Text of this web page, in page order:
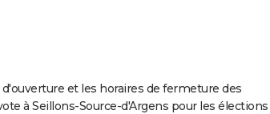
d'ouverture et les horaires de fermeture des
à Seillons-Source-d'Argens pour les élections